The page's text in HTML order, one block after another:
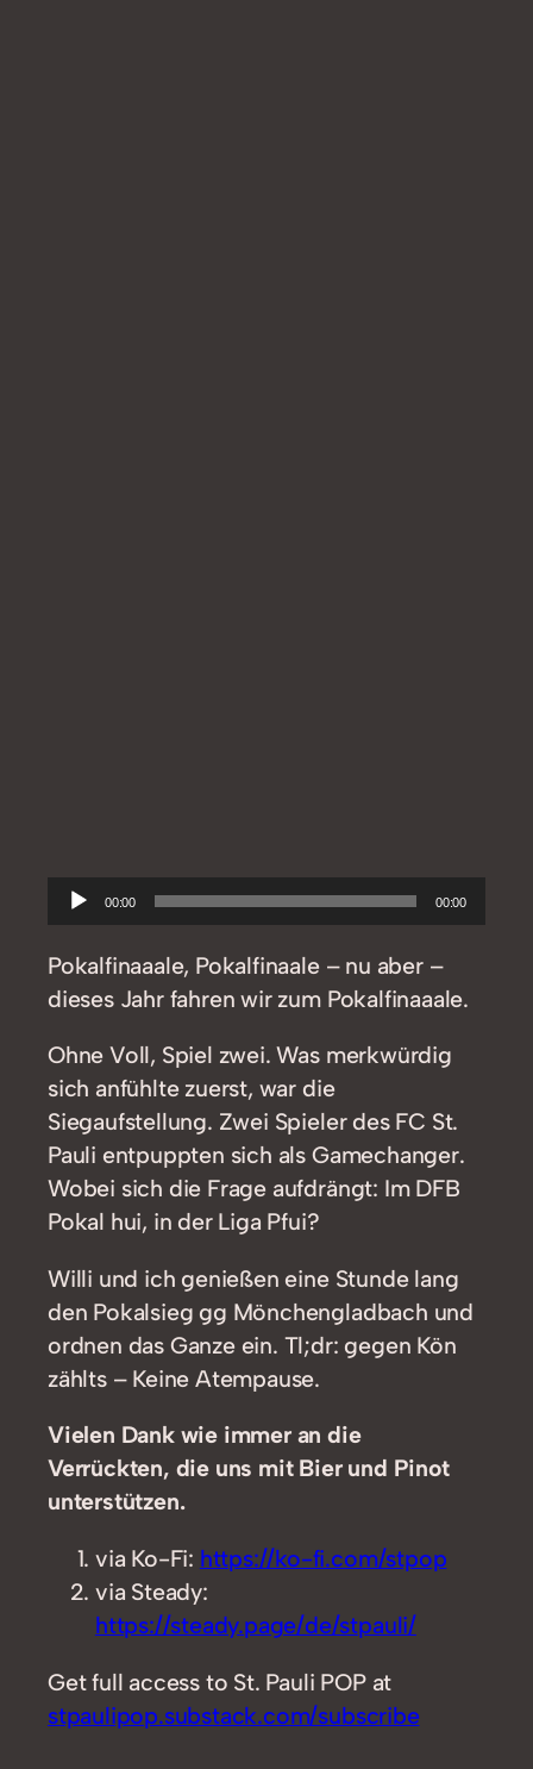
Audio-
Player
00:00 00:00
Pokalfinaaale, Pokalfinaale – nu aber –
dieses Jahr fahren wir zum Pokalfinaaale.
Ohne Voll, Spiel zwei. Was merkwürdig
sich anfühlte zuerst, war die
Siegaufstellung. Zwei Spieler des FC St.
Pauli entpuppten sich als Gamechanger.
Wobei sich die Frage aufdrängt: Im DFB
Pokal hui, in der Liga Pfui?
Willi und ich genießen eine Stunde lang
den Pokalsieg gg Mönchengladbach und
ordnen das Ganze ein. Tl;dr: gegen Kön
zählts – Keine Atempause.
Vielen Dank wie immer an die
Verrückten, die uns mit Bier und Pinot
unterstützen.
via Ko-Fi: https://ko-fi.com/stpop
via Steady:
https://steady.page/de/stpauli/
Get full access to St. Pauli POP at
stpaulipop.substack.com/subscribe